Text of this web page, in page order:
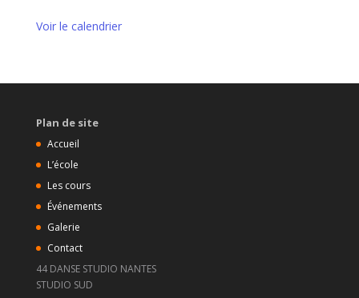
Voir le calendrier
Plan de site
Accueil
L’école
Les cours
Événements
Galerie
Contact
44 DANSE STUDIO NANTES
STUDIO SUD